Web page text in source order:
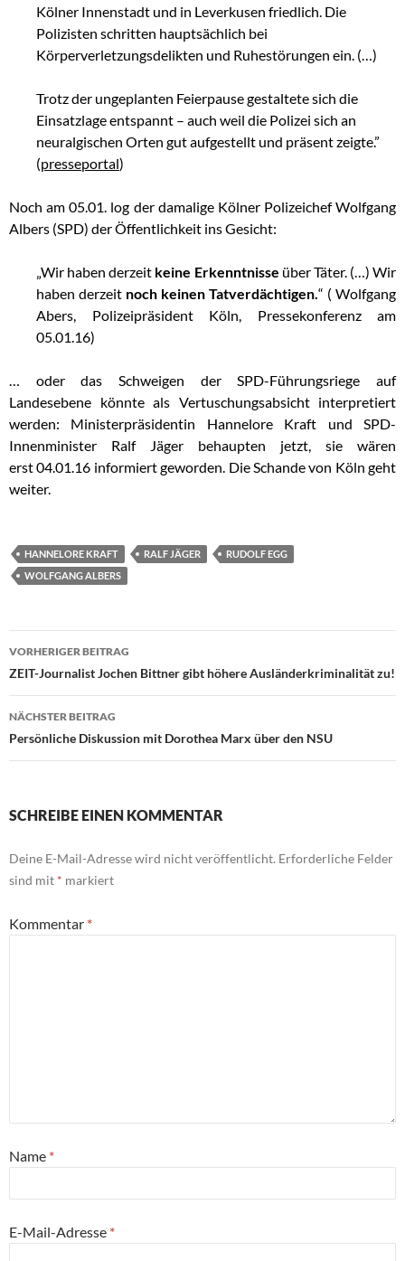
Kölner Innenstadt und in Leverkusen friedlich. Die
Polizisten schritten hauptsächlich bei
Körperverletzungsdelikten und Ruhestörungen ein. (…)
Trotz der ungeplanten Feierpause gestaltete sich die
Einsatzlage entspannt – auch weil die Polizei sich an
neuralgischen Orten gut aufgestellt und präsent zeigte.”
(presseportal)
Noch am 05.01. log der damalige Kölner Polizeichef Wolfgang
Albers (SPD) der Öffentlichkeit ins Gesicht:
„Wir haben derzeit keine Erkenntnisse über Täter. (…) Wir
haben derzeit noch keinen Tatverdächtigen.“ ( Wolfgang
Abers, Polizeipräsident Köln, Pressekonferenz am
05.01.16)
… oder das Schweigen der SPD-Führungsriege auf
Landesebene könnte als Vertuschungsabsicht interpretiert
werden: Ministerpräsidentin Hannelore Kraft und SPD-
Innenminister Ralf Jäger behaupten jetzt, sie wären
erst 04.01.16 informiert geworden. Die Schande von Köln geht
weiter.
HANNELORE KRAFT RALF JÄGER
RUDOLF EGG
WOLFGANG ALBERS
Beitragsnavigation
VORHERIGER BEITRAG
ZEIT-Journalist Jochen Bittner gibt höhere Ausländerkriminalität zu!
NÄCHSTER BEITRAG
Persönliche Diskussion mit Dorothea Marx über den NSU
SCHREIBE EINEN KOMMENTAR
Deine E-Mail-Adresse wird nicht veröffentlicht. Erforderliche Felder
sind mit * markiert
Kommentar *
Name *
E-Mail-Adresse *